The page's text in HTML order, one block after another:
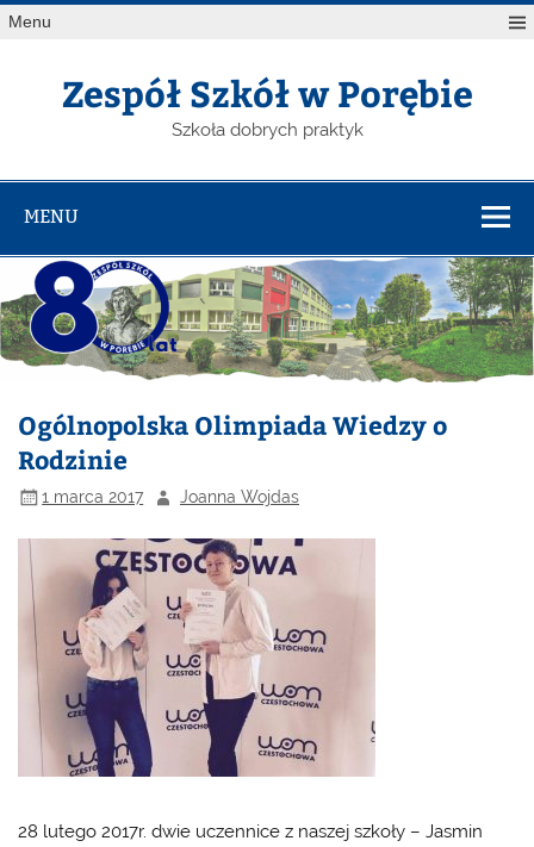
Menu
Zespół Szkół w Porębie
Szkoła dobrych praktyk
MENU
Ogólnopolska Olimpiada Wiedzy o
Rodzinie
1 marca 2017 Joanna Wojdas
28 lutego 2017r. dwie uczennice z naszej szkoły – Jasmin